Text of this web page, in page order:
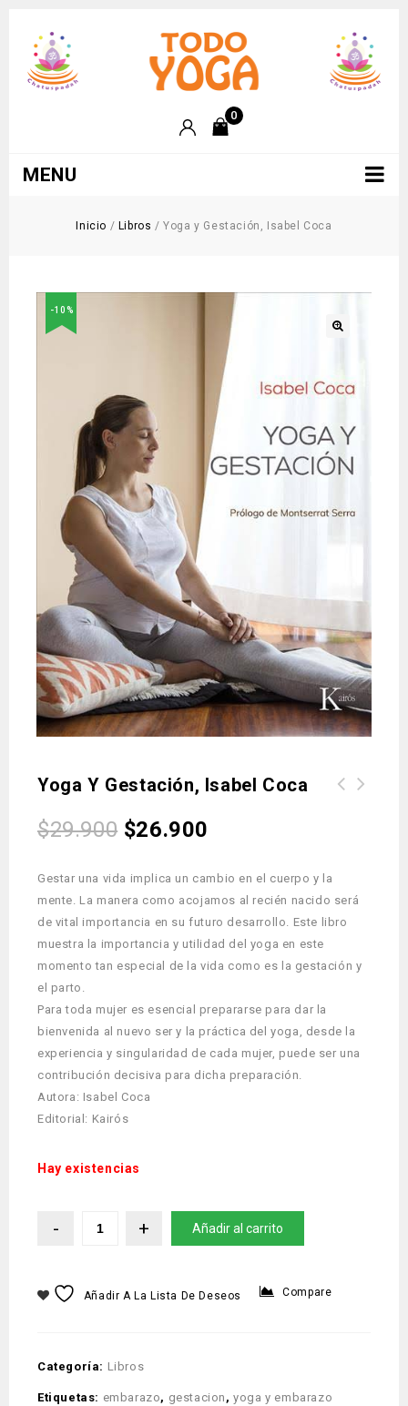
0
MENU
Inicio / Libros /Yoga y Gestación, Isabel Coca
-10%
Yoga Y Gestación, Isabel Coca
$29.900 $26.900
Gestar una vida implica un cambio en el cuerpo y la
mente. La manera como acojamos al recién nacido será
de vital importancia en su futuro desarrollo. Este libro
muestra la importancia y utilidad del yoga en este
momento tan especial de la vida como es la gestación y
el parto.
Para toda mujer es esencial prepararse para dar la
bienvenida al nuevo ser y la práctica del yoga, desde la
experiencia y singularidad de cada mujer, puede ser una
contribución decisiva para dicha preparación.
Autora: Isabel Coca
Editorial: Kairós
Hay existencias
Añadir al carrito
Añadir A La Lista De Deseos Compare
Categoría: Libros
Etiquetas: embarazo, gestacion ,yoga y embarazo